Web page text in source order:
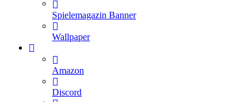
Spielemagazin Banner
Wallpaper
Amazon
Discord